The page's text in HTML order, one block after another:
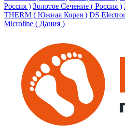
Россия ) Золотое Сечение ( Россия )
THERM ( Южная Корея ) DS
Microline ( Дания )